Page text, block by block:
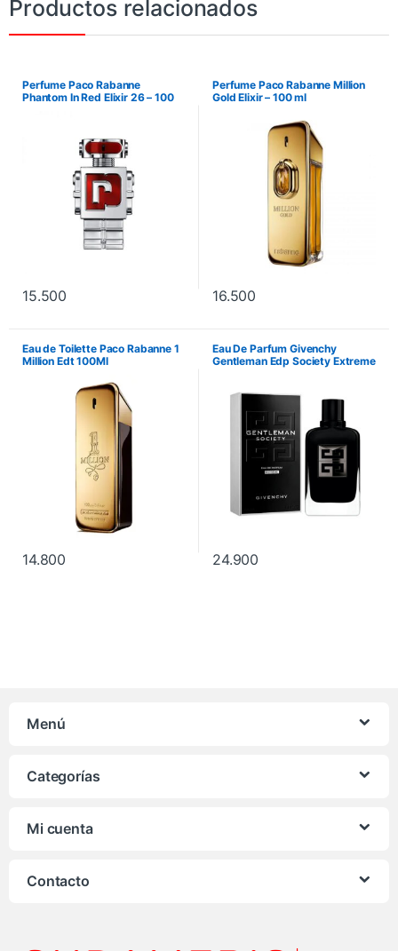
Productos relacionados
Perfume Paco Rabanne
Phantom In Red Elixir 26 – 100
15.500
Perfume Paco Rabanne Million
Gold Elixir – 100 ml
16.500
Eau de Toilette Paco Rabanne 1
Million Edt 100Ml
14.800
Eau De Parfum Givenchy
Gentleman Edp Society Extreme
24.900
Menú
Categorías
Mi cuenta
Contacto